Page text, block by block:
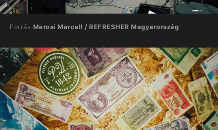
Forrás Marosi Marcell / REFRESHER Magyarország